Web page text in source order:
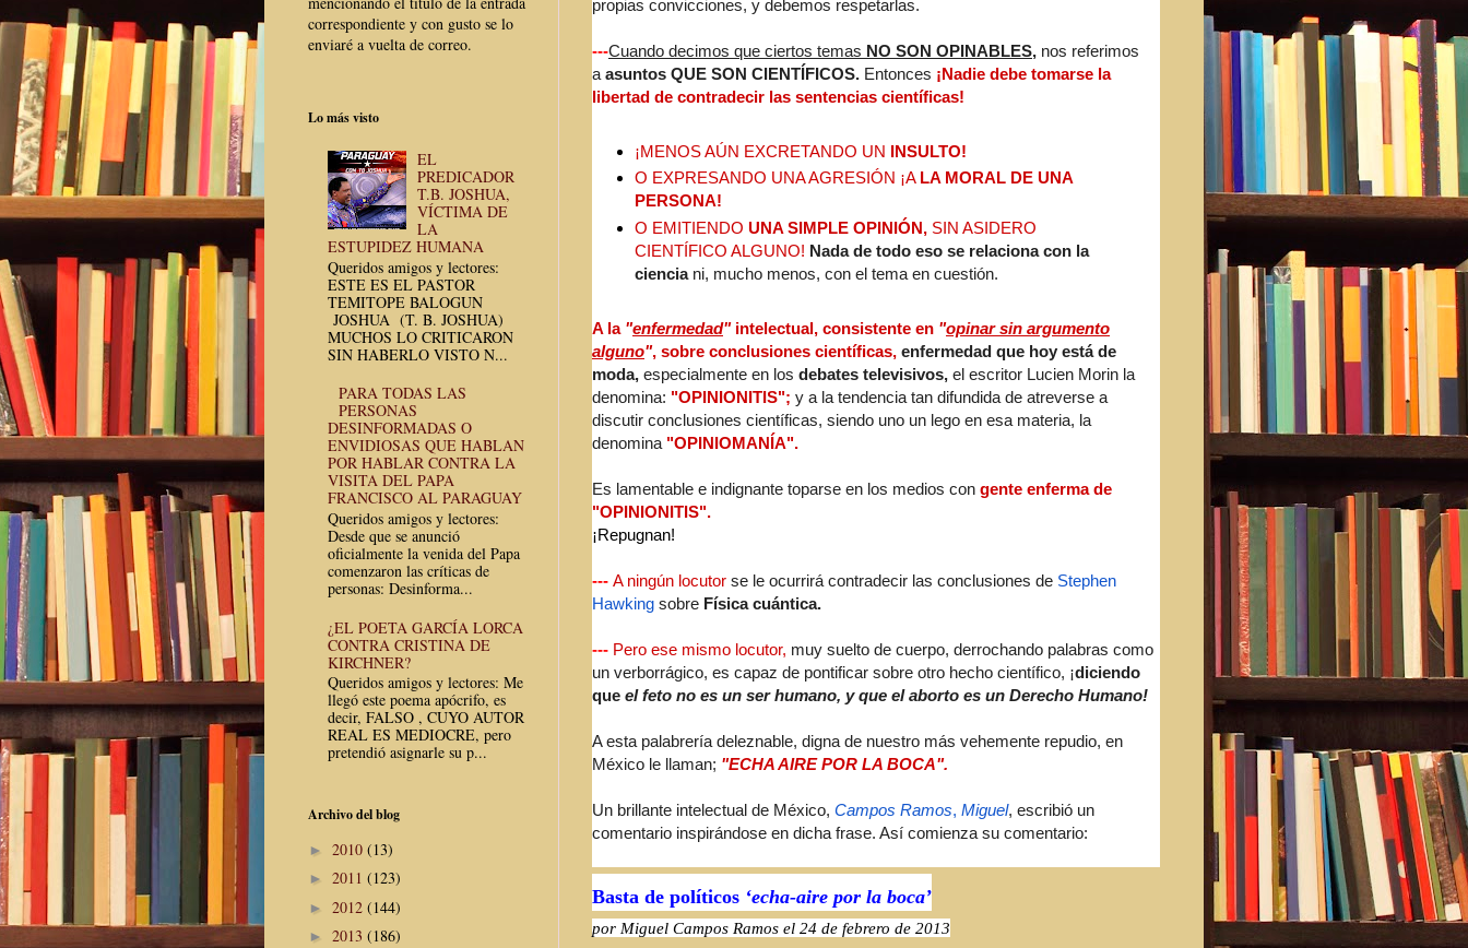
propias convicciones, y debemos respetarlas.
---Cuando decimos que ciertos temas NO SON OPINABLES, nos referimos
a asuntos QUE SON CIENTÍFICOS. Entonces ¡Nadie debe tomarse la
libertad de contradecir las sentencias científicas!
¡MENOS AÚN EXCRETANDO UN INSULTO!
O EXPRESANDO UNA AGRESIÓN ¡A LA MORAL DE UNA
PERSONA!
O EMITIENDO UNA SIMPLE OPINIÓN,SIN ASIDERO
CIENTÍFICO ALGUNO! Nada de todo eso se relaciona con la
cienciani, mucho menos, con el tema en cuestión.
A la "enfermedad" intelectual, consistente en "opinar sin argumento
alguno", sobre conclusiones científicas, enfermedad que hoy está de
moda, especialmente en los debates televisivos, el escritor Lucien Morin la
denomina: "OPINIONITIS"; y a la tendencia tan difundida de atreverse a
discutir conclusiones científicas, siendo uno un lego en esa materia, la
denomina "OPINIOMANÍA".
Es lamentable e indignante toparse en los medios con gente enferma de
"OPINIONITIS".
¡Repugnan!
--- A ningún locutor se le ocurrirá contradecir las conclusiones de Stephen
Hawking sobre Física cuántica.
--- Pero ese mismo locutor, muy suelto de cuerpo, derrochando palabras como
un verborrágico, es capaz de pontificar sobre otro hecho científico, ¡diciendo
que el feto no es un ser humano, y que el aborto es un Derecho Humano!
A esta palabrería deleznable, digna de nuestro más vehemente repudio, en
México le llaman; "ECHA AIRE POR LA BOCA".
Un brillante intelectual de México, Campos Ramos, Miguel, escribió un
comentario inspirándose en dicha frase. Así comienza su comentario:
Basta de políticos ‘echa-aire por la boca’
por Miguel Campos Ramos el 24 de febrero de 2013
correspondiente y con gusto se lo
enviaré a vuelta de correo.
Lo más visto
EL
PREDICADOR
T.B. JOSHUA,
VÍCTIMA DE
LA
ESTUPIDEZ HUMANA
Queridos amigos y lectores:
ESTE ES EL PASTOR
TEMITOPE BALOGUN
JOSHUA (T. B. JOSHUA)
MUCHOS LO CRITICARON
SIN HABERLO VISTO N...
PARA TODAS LAS
PERSONAS
DESINFORMADAS O
ENVIDIOSAS QUE HABLAN
POR HABLAR CONTRA LA
VISITA DEL PAPA
FRANCISCO AL PARAGUAY
Queridos amigos y lectores:
Desde que se anunció
oficialmente la venida del Papa
comenzaron las críticas de
personas: Desinforma...
¿EL POETA GARCÍA LORCA
CONTRA CRISTINA DE
KIRCHNER?
Queridos amigos y lectores: Me
llegó este poema apócrifo, es
decir, FALSO , CUYO AUTOR
REAL ES MEDIOCRE, pero
pretendió asignarle su p...
Archivo del blog
► 2010 (13)
► 2011 (123)
► 2012 (144)
► 2013 (186)